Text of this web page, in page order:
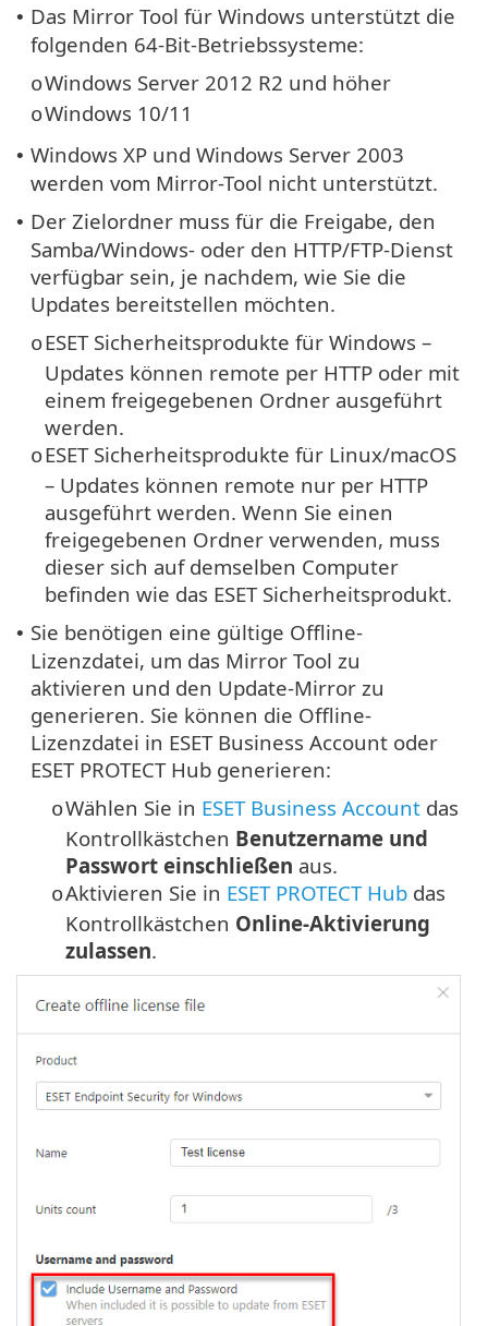
• Das Mirror Tool für Windows unterstützt die
folgenden 64-Bit-Betriebssysteme:
oWindows Server 2012 R2 und höher
oWindows 10/11
• Windows XP und Windows Server 2003
werden vom Mirror-Tool nicht unterstützt.
• Der Zielordner muss für die Freigabe, den
Samba/Windows- oder den HTTP/FTP-Dienst
verfügbar sein, je nachdem, wie Sie die
Updates bereitstellen möchten.
oESET Sicherheitsprodukte für Windows –
Updates können remote per HTTP oder mit
einem freigegebenen Ordner ausgeführt
werden.
oESET Sicherheitsprodukte für Linux/macOS
– Updates können remote nur per HTTP
ausgeführt werden. Wenn Sie einen
freigegebenen Ordner verwenden, muss
dieser sich auf demselben Computer
befinden wie das ESET Sicherheitsprodukt.
• Sie benötigen eine gültige Offline-
Lizenzdatei, um das Mirror Tool zu
aktivieren und den Update-Mirror zu
generieren. Sie können die Offline-
Lizenzdatei in ESET Business Account oder
ESET PROTECT Hub generieren:
oWählen Sie in ESET Business Account das
Kontrollkästchen Benutzername und
Passwort einschließen aus.
oAktivieren Sie in ESET PROTECT Hub das
Kontrollkästchen Online-Aktivierung
zulassen.